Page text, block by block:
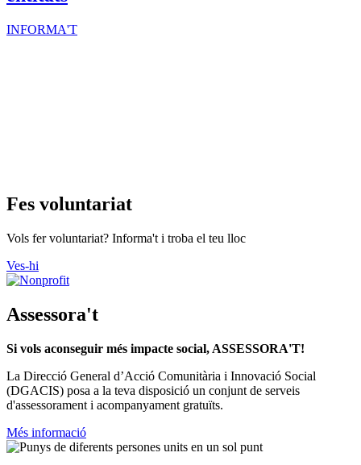
INFORMA'T
Fes voluntariat
Vols fer voluntariat? Informa't i troba el teu lloc
Ves-hi
Assessora't
Si vols aconseguir més impacte social, ASSESSORA'T!
La Direcció General d’Acció Comunitària i Innovació Social
(DGACIS) posa a la teva disposició un conjunt de serveis
d'assessorament i acompanyament gratuïts.
Més informació